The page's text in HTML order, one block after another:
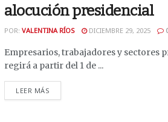
alocución presidencial
POR: VALENTINA RÍOS DICIEMBRE 29, 2025
Empresarios, trabajadores y sectores
regirá a partir del 1 de ...
LEER MÁS